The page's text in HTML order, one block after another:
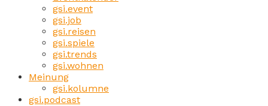
gsi.event
gsi.job
gsi.reisen
gsi.spiele
gsi.trends
gsi.wohnen
Meinung
gsi.kolumne
gsi.podcast